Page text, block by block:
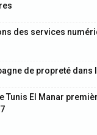
des services
de propreté
Tunis El Manar